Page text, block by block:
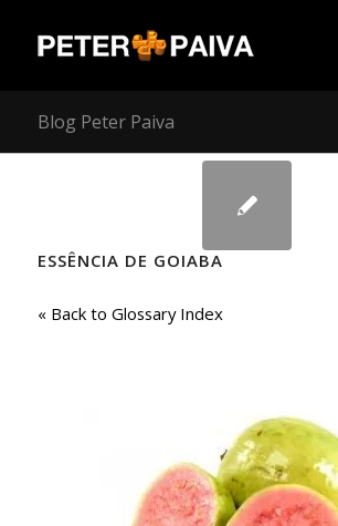
Blog Peter Paiva
ESSÊNCIA DE GOIABA
« Back to Glossary Index